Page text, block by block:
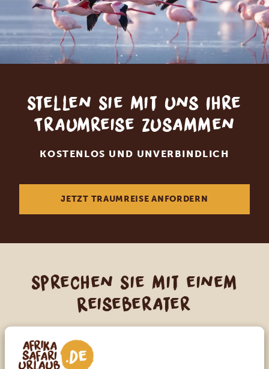
Stellen Sie mit uns Ihre
Traumreise zusammen
KOSTENLOS UND UNVERBINDLICH
JETZT TRAUMREISE ANFORDERN
Sprechen Sie mit einem
Reiseberater